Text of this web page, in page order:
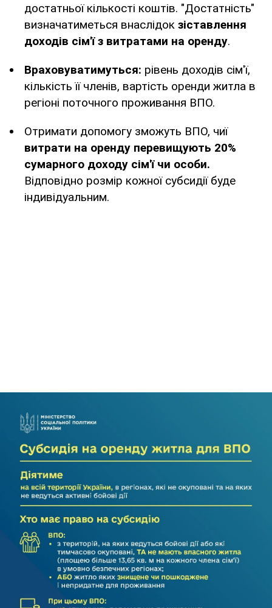
достатньої кількості коштів. "Достатність"
визначатиметься внаслідок зіставлення
доходів сім'ї з витратами на оренду.
Враховуватимуться: рівень доходів сім'ї,
кількість її членів, вартість оренди житла в
регіоні поточного проживання ВПО.
Отримати допомогу зможуть ВПО, чиї
витрати на оренду перевищують 20%
сумарного доходу сім'ї чи особи.
Відповідно розмір кожної субсидії буде
індивідуальним.